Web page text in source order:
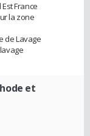
France
la zone
de Lavage
et